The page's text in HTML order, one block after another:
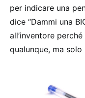
per indicare una
dice “Dammi una
all’inventore
qualunque, ma solo